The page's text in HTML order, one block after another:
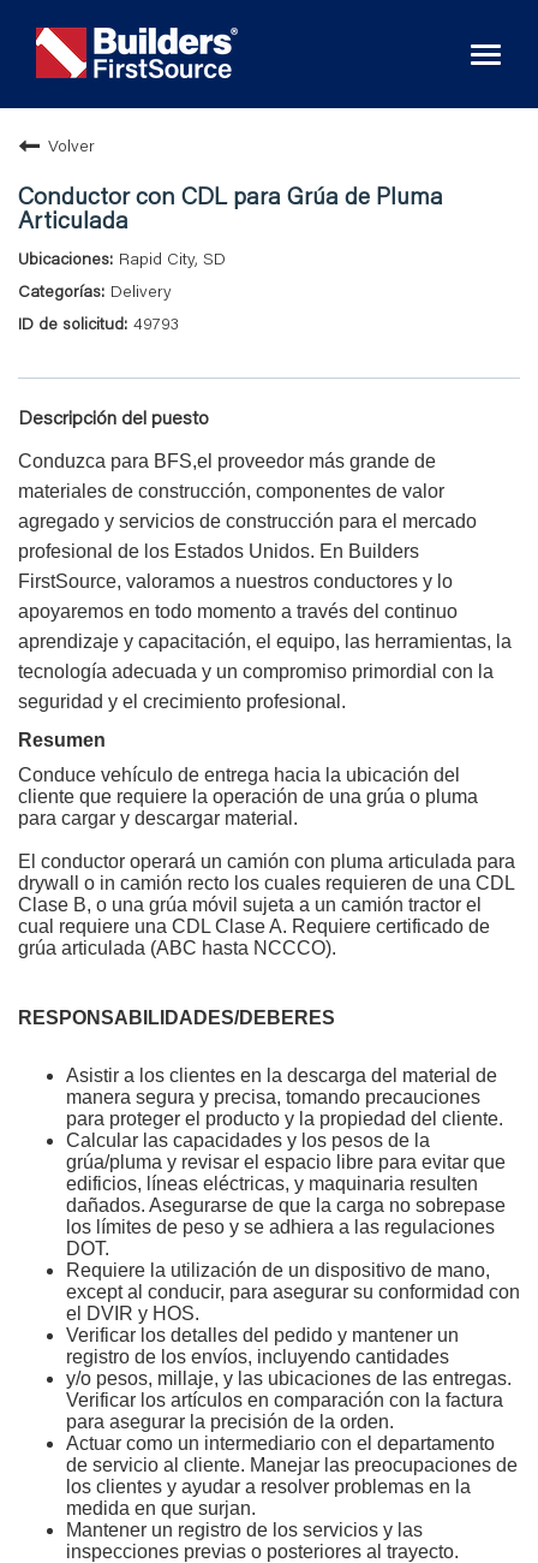
Volver
Conductor con CDL para Grúa de Pluma
Articulada
Rapid City, SD
Delivery
49793
Descripción del puesto
Conduzca para BFS,el proveedor más grande de
materiales de construcción, componentes de valor
agregado y servicios de construcción para el mercado
profesional de los Estados Unidos. En Builders
FirstSource, valoramos a nuestros conductores y lo
apoyaremos en todo momento a través del continuo
aprendizaje y capacitación, el equipo, las herramientas, la
tecnología adecuada y un compromiso primordial con la
seguridad y el crecimiento profesional.
Resumen
Conduce vehículo de entrega hacia la ubicación del
cliente que requiere la operación de una grúa o pluma
para cargar y descargar material.
El conductor operará un camión con pluma articulada para
drywall o in camión recto los cuales requieren de una CDL
Clase B, o una grúa móvil sujeta a un camión tractor el
cual requiere una CDL Clase A. Requiere certificado de
grúa articulada (ABC hasta NCCCO).
RESPONSABILIDADES/DEBERES
Asistir a los clientes en la descarga del material de
manera segura y precisa, tomando precauciones
para proteger el producto y la propiedad del cliente.
Calcular las capacidades y los pesos de la
grúa/pluma y revisar el espacio libre para evitar que
edificios, líneas eléctricas, y maquinaria resulten
dañados. Asegurarse de que la carga no sobrepase
los límites de peso y se adhiera a las regulaciones
DOT.
Requiere la utilización de un dispositivo de mano,
except al conducir, para asegurar su conformidad con
el DVIR y HOS.
Verificar los detalles del pedido y mantener un
registro de los envíos, incluyendo cantidades
y/o pesos, millaje, y las ubicaciones de las entregas.
Verificar los artículos en comparación con la factura
para asegurar la precisión de la orden.
Actuar como un intermediario con el departamento
de servicio al cliente. Manejar las preocupaciones de
los clientes y ayudar a resolver problemas en la
medida en que surjan.
Mantener un registro de los servicios y las
inspecciones previas o posteriores al trayecto.